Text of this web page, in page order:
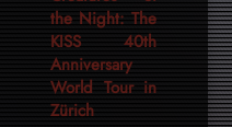
the Night: The
KISS 40th
Anniversary
World Tour in
Zürich